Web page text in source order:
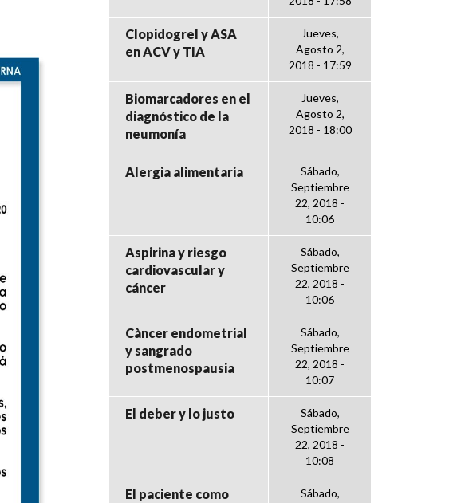
Clopidogrel y ASA
en ACV y TIA
Jueves,
Agosto 2,
2018 - 17:59
Biomarcadores en el
diagnóstico de la
neumonía
Jueves,
Agosto 2,
2018 - 18:00
Alergia alimentaria
Sábado,
Septiembre
22, 2018 -
10:06
Aspirina y riesgo
cardiovascular y
cáncer
Sábado,
Septiembre
22, 2018 -
10:06
Càncer endometrial
y sangrado
postmenospausia
Sábado,
Septiembre
22, 2018 -
10:07
El deber y lo justo
Sábado,
Septiembre
22, 2018 -
10:08
El paciente como
Sábado,